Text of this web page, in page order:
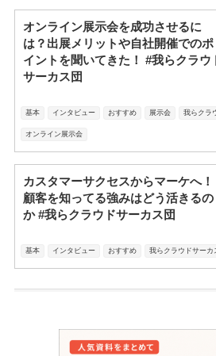
オンライン展示会を成功させるに
は？出展メリットや自社開催でのポ
イントを聞いてきた！ #我らクラウ
サーカス団
基本 インタビュー おすすめ 展示会 我らクラ
オンライン展示会
カスタマーサクセスからマーケへ！
顧客を知ってる強みはどう活きるの
か #我らクラウドサーカス団
基本 インタビュー おすすめ 我らクラウドサーカ